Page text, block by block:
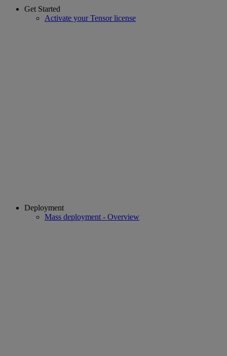
Get Started
Activate your Tensor license
Deployment
Mass deployment - Overview